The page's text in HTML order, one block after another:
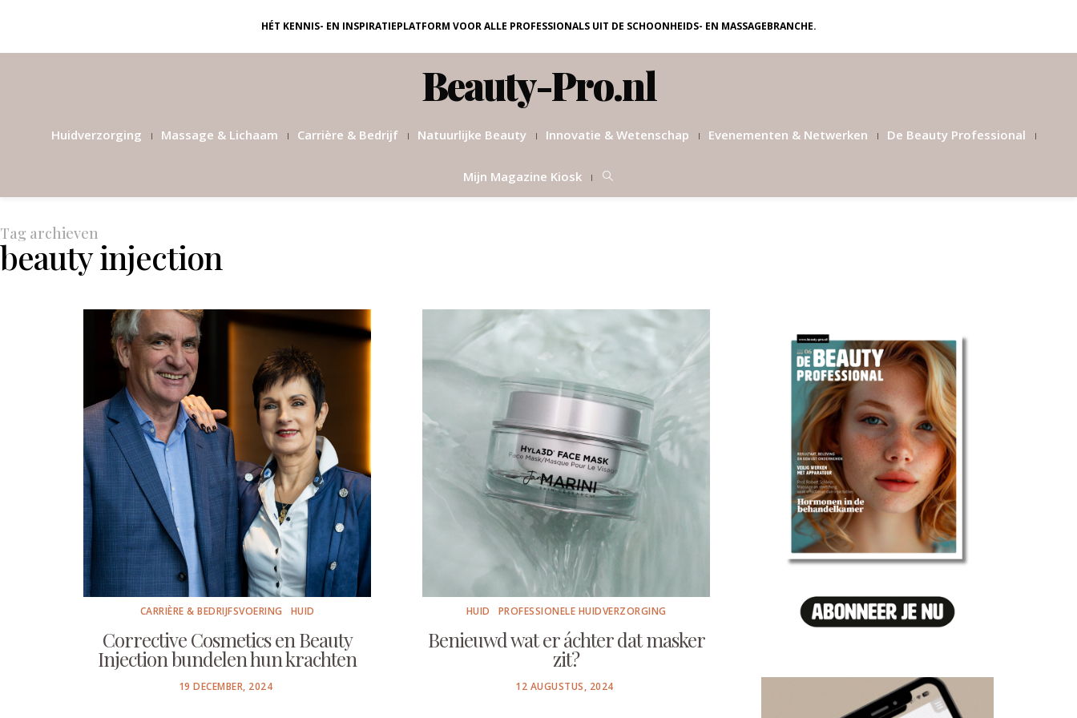
HÉT KENNIS- EN INSPIRATIEPLATFORM VOOR ALLE PROFESSIONALS UIT DE SCHOONHEIDS- EN MASSAGEBRANCHE.
Beauty-Pro.nl
Huidverzorging Massage & Lichaam Carrière & Bedrijf Natuurlijke Beauty Innovatie & Wetenschap Evenementen & Netwerken De Beauty Professional
Mijn Magazine Kiosk
Tag archieven
beauty injection
CARRIÈRE & BEDRIJFSVOERING HUID
Corrective Cosmetics en Beauty
Injection bundelen hun krachten
POSTED
19 DECEMBER, 2024
HUID PROFESSIONELE HUIDVERZORGING
Benieuwd wat er áchter dat masker
zit?
POSTED
12 AUGUSTUS, 2024